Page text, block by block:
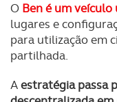
O Ben é um
lugares e
para utilização em
partilhada.
Aestratégia passa